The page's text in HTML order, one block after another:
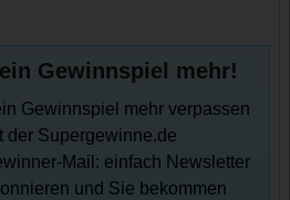
Gewinnspiel mehr!
Gewinnspiel mehr verpassen
der Supergewinne.de
Mail: einfach Newsletter
und Sie bekommen